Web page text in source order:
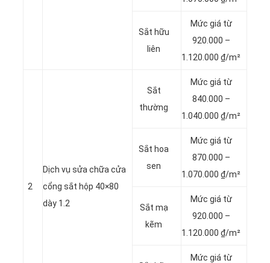
Sắt hữu
liên
Mức giá từ
920.000 –
1.120.000 ₫/m²
2
Dịch vụ sửa chữa cửa
cổng sắt hộp 40×80
dày 1.2
Sắt
thường
Mức giá từ
840.000 –
1.040.000 ₫/m²
Sắt hoa
sen
Mức giá từ
870.000 –
1.070.000 ₫/m²
Sắt mạ
kẽm
Mức giá từ
920.000 –
1.120.000 ₫/m²
Mức giá từ